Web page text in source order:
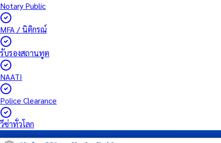
Notary Public
MFA / นิติกรณ์
รับรองสถานทูต
NAATI
Police Clearance
วีซ่าทั่วโลก